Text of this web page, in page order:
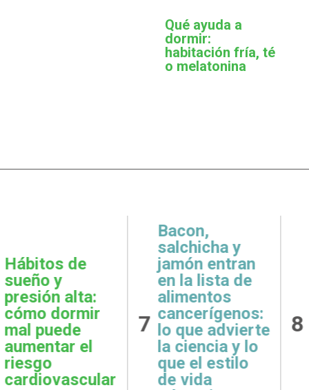
Qué ayuda a
dormir:
habitación fría, té
o melatonina
entran
de
advierte
y lo
estilo
8
Metas
realistas:
cómo definir
objetivos
posibles y
cuidar la salud
emocional
9
qué
la